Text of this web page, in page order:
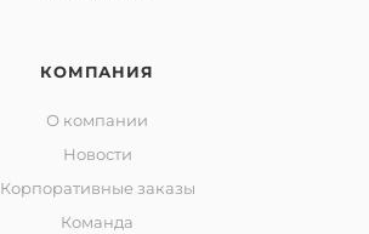
КОМПАНИЯ
О компании
Новости
Корпоративные заказы
Команда